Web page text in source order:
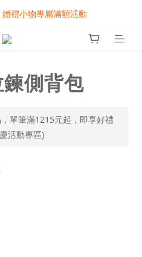
家慶- 滿額即享專屬小禮
禮小物專屬滿額活動
家家慶- 滿額即享專屬小禮
側背包
單筆滿1215元起，即享好禮
活動專區)